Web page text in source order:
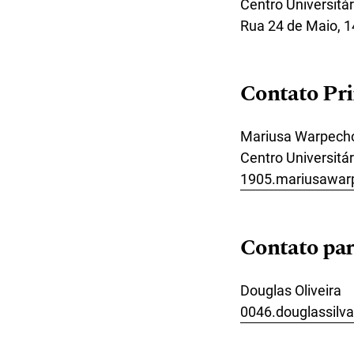
Centro
Rua 24 de Maio,
Contato
Mariusa
Centro
Contato
Douglas Oliveira